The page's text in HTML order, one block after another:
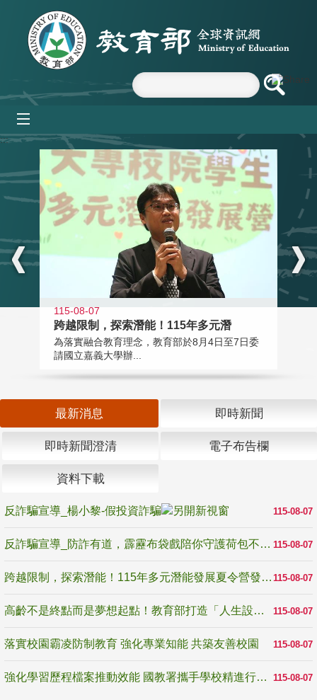
跳到主要內容區塊
:::
115-08-07
跨越限制，探索潛能！115年多元潛
為落實融合教育理念，教育部於8月4日至7日委
請國立嘉義大學辦...
最新消息 即時新聞
即時新聞澄清 電子布告欄
資料下載
115-08-07
反詐騙宣導_楊小黎-假投資詐騙
115-08-07
反詐騙宣導_防詐有道，霹靂布袋戲陪你守護荷包不受騙
115-08-07
跨越限制，探索潛能！115年多元潛能發展夏令營發掘生命無限可能
115-08-07
高齡不是終點而是夢想起點！教育部打造「人生設計夢工場」 參展第3屆高齡健康產業博覽會
115-08-07
落實校園霸凌防制教育 強化專業知能 共築友善校園
115-08-07
強化學習歷程檔案推動效能 國教署攜手學校精進行政與教學支持